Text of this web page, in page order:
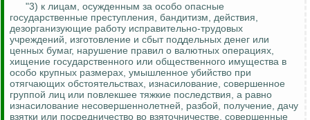
"3) к лицам, осужденным за особо опасные
государственные преступления, бандитизм, действия,
дезорганизующие работу исправительно-трудовых
учреждений, изготовление и сбыт поддельных денег или
ценных бумаг, нарушение правил о валютных операциях,
хищение государственного или общественного имущества в
особо крупных размерах, умышленное убийство при
отягчающих обстоятельствах, изнасилование, совершенное
группой лиц или повлекшее тяжкие последствия, а равно
изнасилование несовершеннолетней, разбой, получение, дачу
взятки или посредничество во взяточничестве, совершенные